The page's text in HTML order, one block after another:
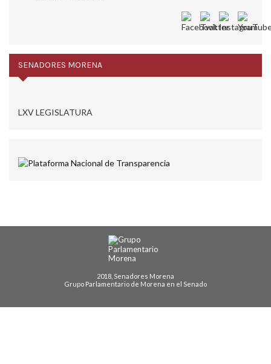
SENADORES MORENA
LXV LEGISLATURA
2018, Senadores Morena
Grupo Parlamentario de Morena en el Senado